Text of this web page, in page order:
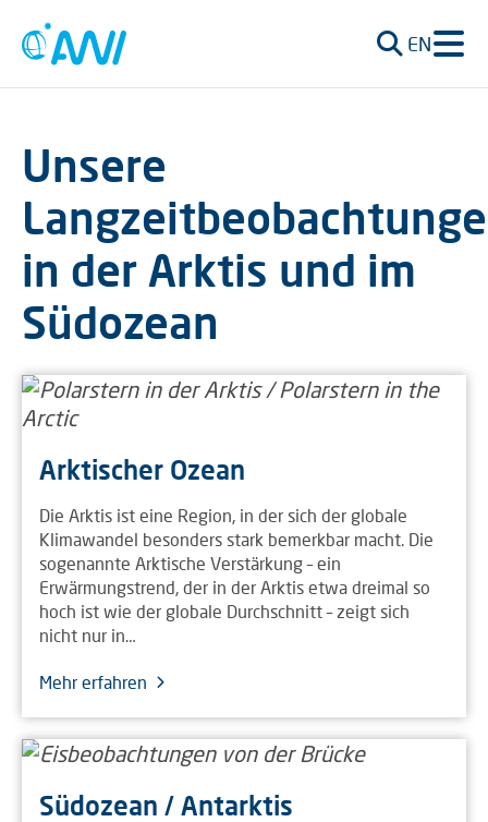
EN
Unsere
in der Arktis und im
Südozean
Arktischer Ozean
Die Arktis ist eine Region, in der sich der globale
Klimawandel besonders stark bemerkbar macht. Die
sogenannte Arktische Verstärkung – ein
Erwärmungstrend, der in der Arktis etwa dreimal so
hoch ist wie der globale Durchschnitt – zeigt sich
nicht nur in…
Mehr erfahren
Südozean / Antarktis